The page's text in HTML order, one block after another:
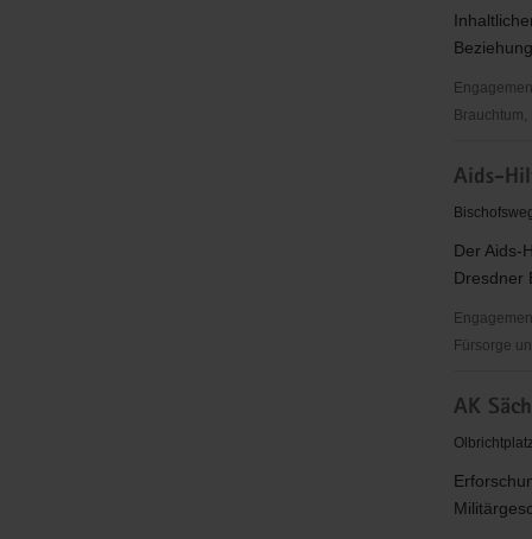
e.
V.
Aids-
Der Aids-
Dresdner
Fürsorge
Hilfe
Dresden
AK